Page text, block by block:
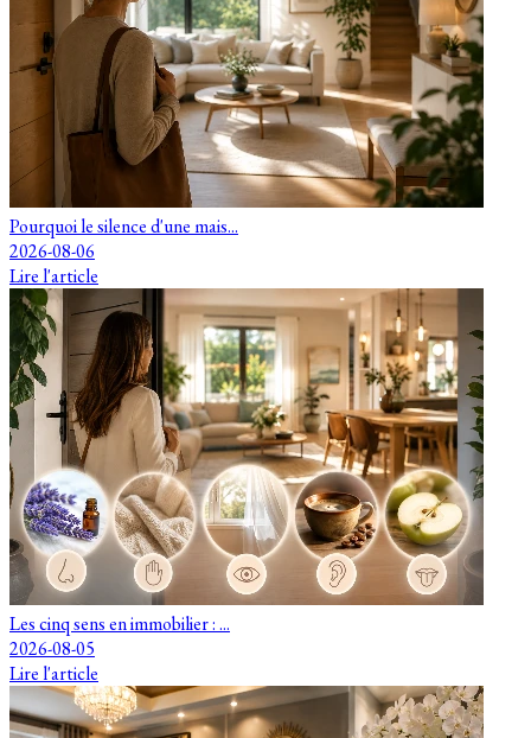
Pourquoi le silence d'une mais...
2026-08-06
Lire l'article
Les cinq sens en immobilier : ...
2026-08-05
Lire l'article